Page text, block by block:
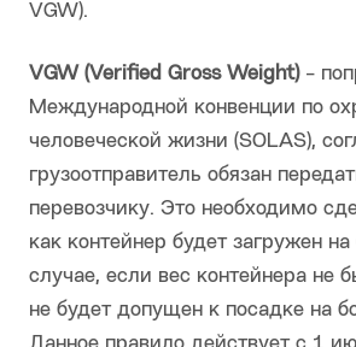
VGW).
VGW (Verified Gross Weight)-
Международной конвенции по
человеческой жизни (SOLAS),
грузоотправитель обязан
перевозчику. Это необходимо
как контейнер будет загружен
случае, если вес контейнера не
не будет допущен к посадке на